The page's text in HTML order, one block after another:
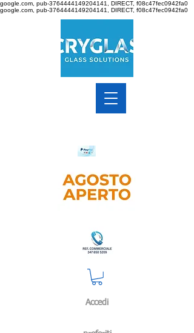
google.com, pub-3764444149204141, DIRECT, f08c47fec0942fa0
google.com, pub-3764444149204141, DIRECT, f08c47fec0942fa0
Accedi